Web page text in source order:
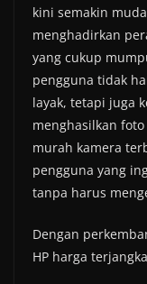
kini semakin
menghadirkan
yang cukup
pengguna tidak
layak, tetapi juga
menghasilkan
murah kamera
pengguna yang
tanpa harus
Dengan
HP harga